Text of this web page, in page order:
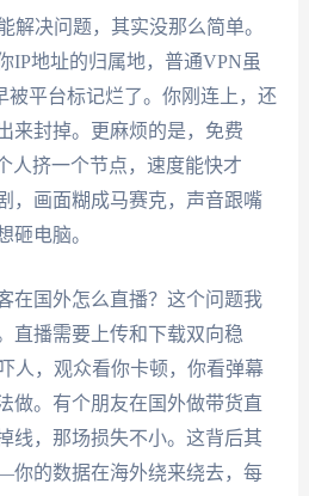
解决问题，其实没那么简单。
IP地址的归属地，普通VPN虽
被平台标记烂了。你刚连上，还
来封掉。更麻烦的是，免费
人挤一个节点，速度能快才
，画面糊成马赛克，声音跟嘴
砸电脑。
在国外怎么直播？这个问题我
直播需要上传和下载双向稳
人，观众看你卡顿，你看弹幕
做。有个朋友在国外做带货直
线，那场损失不小。这背后其
的数据在海外绕来绕去，每